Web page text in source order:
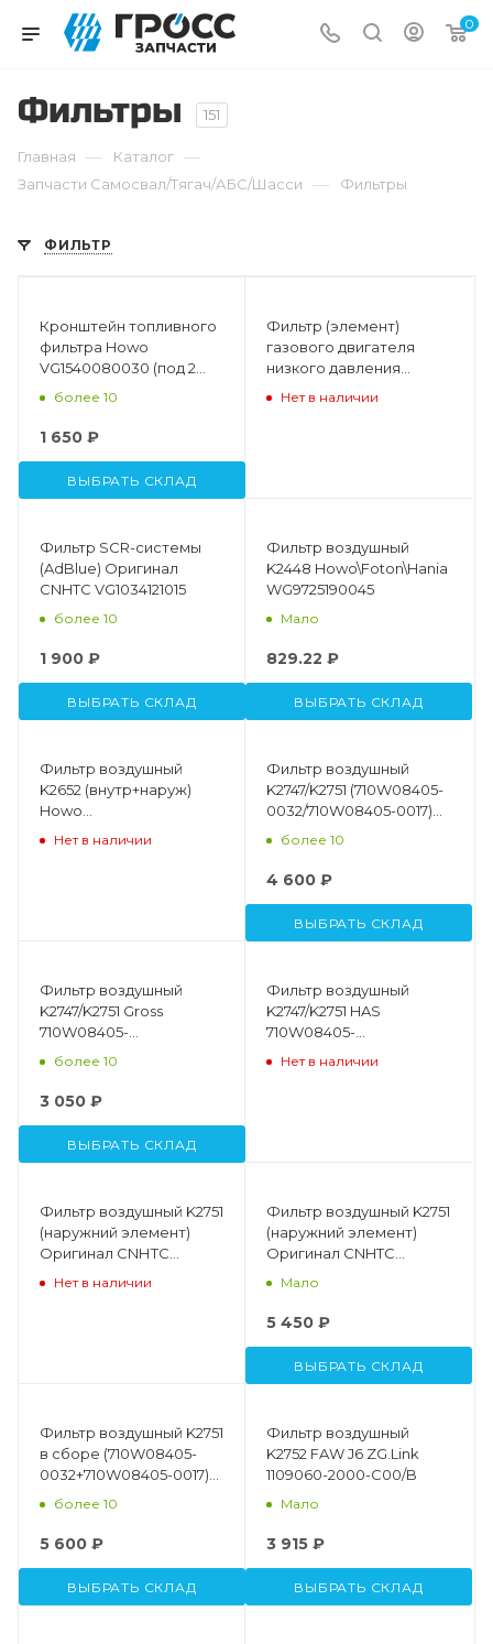
0
Фильтры 151
Главная — Каталог —
Запчасти Самосвал/Тягач/АБС/Шасси — Фильтры
ФИЛЬТР
Кронштейн топливного
фильтра Howo
VG1540080030 (под 2
фильтра WDK999
более 10
1 650 ₽
ВЫБРАТЬ СКЛАД
Фильтр (элемент)
газового двигателя
низкого давления
Нет в наличии
Фильтр SCR-системы
(AdBlue) Оригинал
CNHTC VG1034121015
более 10
1 900 ₽
ВЫБРАТЬ СКЛАД
Фильтр воздушный
K2448 Howo\Foton\Hania
WG9725190045
Мало
829.22 ₽
ВЫБРАТЬ СКЛАД
Фильтр воздушный
K2652 (внутр+наруж)
Howo
Нет в наличии
Фильтр воздушный
K2747/K2751 (710W08405-
0032/710W08405-0017)
GROSS Premium Howo
более 10
4 600 ₽
ВЫБРАТЬ СКЛАД
Фильтр воздушный
K2747/K2751 Gross
710W08405-
0032/710W08405-0017
более 10
3 050 ₽
ВЫБРАТЬ СКЛАД
Фильтр воздушный
K2747/K2751 HAS
710W08405-
Нет в наличии
Фильтр воздушный K2751
(наружний элемент)
Oригинал СNНТС
Нет в наличии
Фильтр воздушный K2751
(наружний элемент)
Оригинал CNHTC
Мало
5 450 ₽
ВЫБРАТЬ СКЛАД
Фильтр воздушный K2751
в сборе (710W08405-
0032+710W08405-0017)
CNHTC 710W08405-
более 10
5 600 ₽
ВЫБРАТЬ СКЛАД
Фильтр воздушный
K2752 FAW J6 ZG.Link
1109060-2000-C00/B
Мало
3 915 ₽
ВЫБРАТЬ СКЛАД